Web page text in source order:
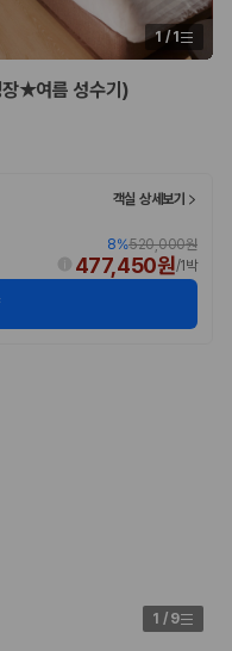
1/1
장★여름 성수기)
객실 상세보기
8%520,000원
477,450원/1박
1 / 9